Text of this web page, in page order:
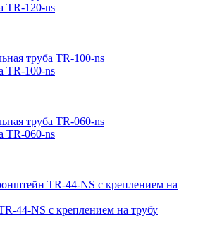
TR-120-ns
TR-100-ns
TR-060-ns
44-NS с креплением на трубу